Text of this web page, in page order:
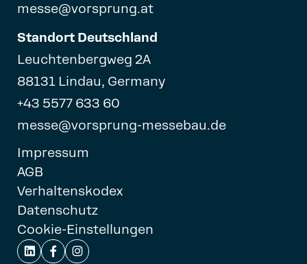
messe@vorsprung.at
Standort Deutschland
Leuchtenbergweg 2A
88131 Lindau, Germany
+43 5577 633 60
messe@vorsprung-messebau.de
Impressum
AGB
Verhaltenskodex
Datenschutz
Cookie-Einstellungen
  